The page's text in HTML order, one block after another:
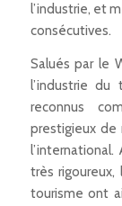
l’industrie, et
consécutives.
Salués par le
l’industrie du
reconnus
prestigieux de
très
tourisme ont